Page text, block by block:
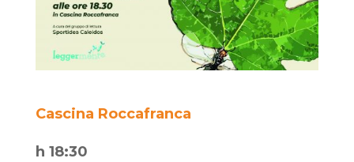
Cascina Roccafranca
h 18:30